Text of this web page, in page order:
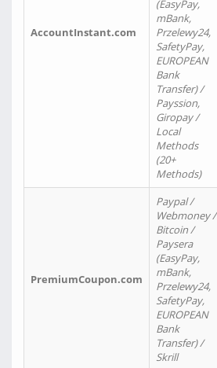
AccountInstant.com
(EasyPay,
mBank,
Przelewy24,
SafetyPay,
EUROPEAN
Bank
Transfer) /
Payssion,
Giropay /
Local
Methods
(20+
Methods)
PremiumCoupon.com
Paypal /
Webmoney /
Bitcoin /
Paysera
(EasyPay,
mBank,
Przelewy24,
SafetyPay,
EUROPEAN
Bank
Transfer) /
Skrill